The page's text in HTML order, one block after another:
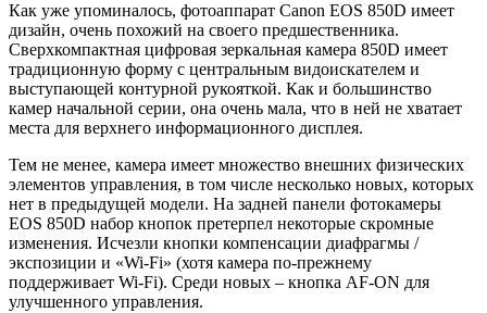
Как уже упоминалось, фотоаппарат Canon EOS 850D имеет
дизайн, очень похожий на своего предшественника.
Сверхкомпактная цифровая зеркальная камера 850D имеет
традиционную форму с центральным видоискателем и
выступающей контурной рукояткой. Как и большинство
камер начальной серии, она очень мала, что в ней не хватает
места для верхнего информационного дисплея.
Тем не менее, камера имеет множество внешних физических
элементов управления, в том числе несколько новых, которых
нет в предыдущей модели. На задней панели фотокамеры
EOS 850D набор кнопок претерпел некоторые скромные
изменения. Исчезли кнопки компенсации диафрагмы /
экспозиции и «Wi-Fi» (хотя камера по-прежнему
поддерживает Wi-Fi). Среди новых – кнопка AF-ON для
улучшенного управления.